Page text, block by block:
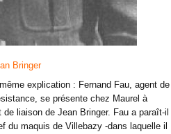
Bringer
explication : Fernand Fau, agent de
se présente chez Maurel à
liaison de Jean Bringer. Fau a paraît-il
du maquis de Villebazy -dans laquelle il